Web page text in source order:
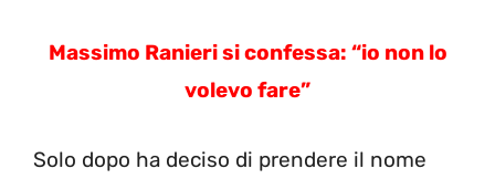
Massimo Ranieri si confessa: “io non lo
volevo fare”
Solo dopo ha deciso di prendere il nome